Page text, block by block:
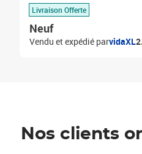
Livraison Offerte
Neuf
Vendu et expédié parvidaXL
Nos clients